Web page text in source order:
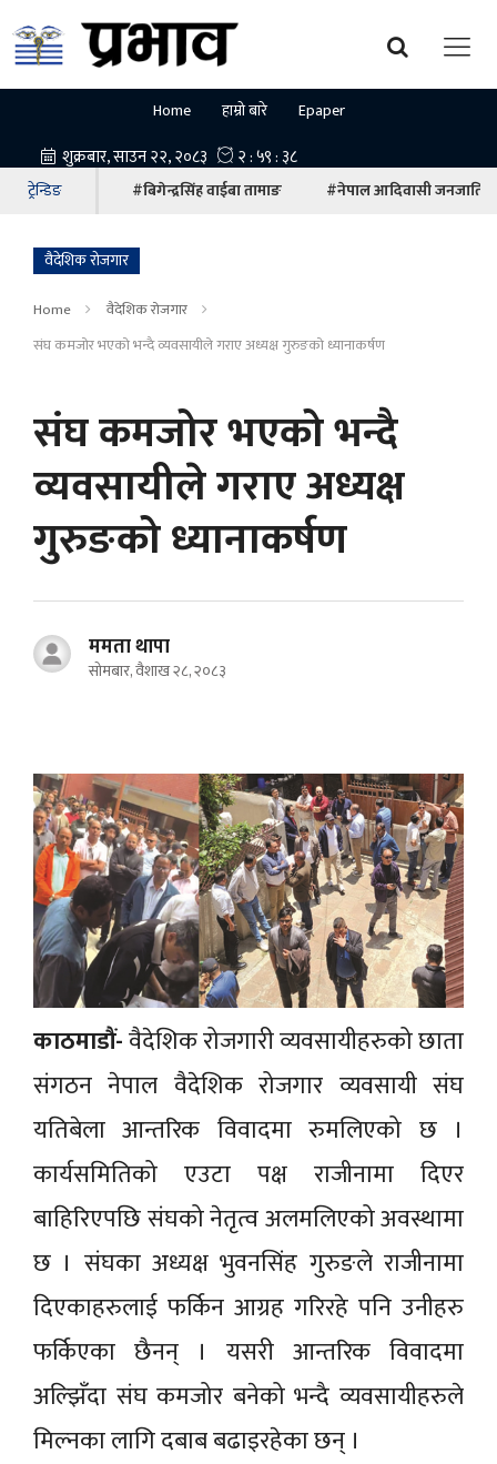
Home हाम्रो बारे Epaper
ट्रेन्डिङ #बिगेन्द्रसिंह वाईबा तामाङ #नेपाल आदिवासी जनजाति
वैदेशिक रोजगार
Home
वैदेशिक रोजगार
संघ कमजोर भएको भन्दै व्यवसायीले गराए अध्यक्ष गुरुङको ध्यानाकर्षण
संघ कमजोर भएको भन्दै
व्यवसायीले गराए अध्यक्ष
गुरुङको ध्यानाकर्षण
ममता थापा
सोमबार, वैशाख २८, २०८३
काठमाडौं-वैदेशिक रोजगारी व्यवसायीहरुको छाता
संगठन नेपाल वैदेशिक रोजगार व्यवसायी संघ
यतिबेला आन्तरिक विवादमा रुमलिएको छ ।
कार्यसमितिको एउटा पक्ष राजीनामा दिएर
बाहिरिएपछि संघको नेतृत्व अलमलिएको अवस्थामा
छ । संघका अध्यक्ष भुवनसिंह गुरुङले राजीनामा
दिएकाहरुलाई फर्किन आग्रह गरिरहे पनि उनीहरु
फर्किएका छैनन् । यसरी आन्तरिक विवादमा
अल्झिँदा संघ कमजोर बनेको भन्दै व्यवसायीहरुले
मिल्नका लागि दबाब बढाइरहेका छन् ।